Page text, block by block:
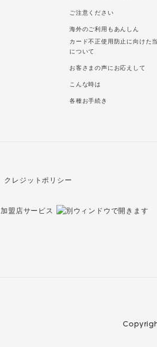
ご注意ください
海外のご利用もあんしん
カード不正使用防止に向けた
について
お客さまの声にお応えして
こんな時は
各種お手続き
加盟店サービス
クレジットポリシー